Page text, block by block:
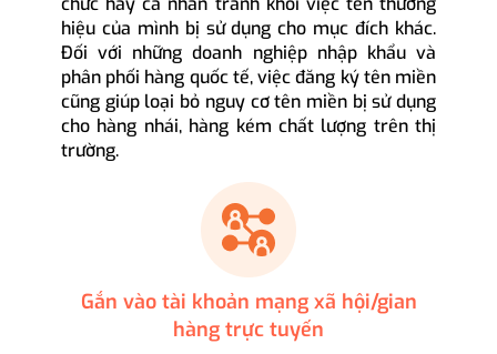
hiệu của mình bị sử dụng cho mục đích khác.
Đối với những doanh nghiệp nhập khẩu và
phân phối hàng quốc tế, việc đăng ký tên miền
cũng giúp loại bỏ nguy cơ tên miền bị sử dụng
cho hàng nhái, hàng kém chất lượng trên thị
trường.
Gắn vào tài khoản mạng xã hội/gian
hàng trực tuyến